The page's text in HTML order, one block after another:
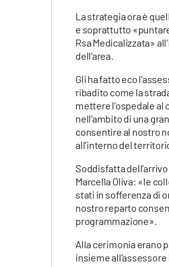
La strategia ora è
e soprattutto
Rsa Medicalizzata»
dell’area.
Gli ha fatto eco
ribadito come la
mettere l’ospedale
nell’ambito di una
consentire al nostro
all’interno del
Soddisfatta
Marcella Oliva: «le
stati in sofferenza di
nostro reparto
programmazione».
Alla cerimonia erano
insieme